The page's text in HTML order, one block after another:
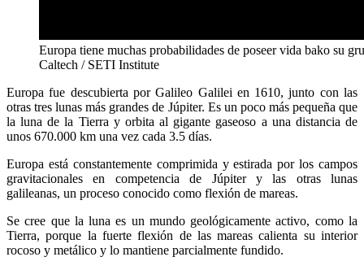
Europa tiene muchas probabilidades de poseer vida bako su
Caltech / SETI Institute
Europa fue descubierta por Galileo Galilei en 1610, junto con las
otras tres lunas más grandes de Júpiter. Es un poco más pequeña que
la luna de la Tierra y orbita al gigante gaseoso a una distancia de
unos 670.000 km una vez cada 3.5 días.
Europa está constantemente comprimida y estirada por los campos
gravitacionales en competencia de Júpiter y las otras lunas
galileanas, un proceso conocido como flexión de mareas.
Se cree que la luna es un mundo geológicamente activo, como la
Tierra, porque la fuerte flexión de las mareas calienta su interior
rocoso y metálico y lo mantiene parcialmente fundido.